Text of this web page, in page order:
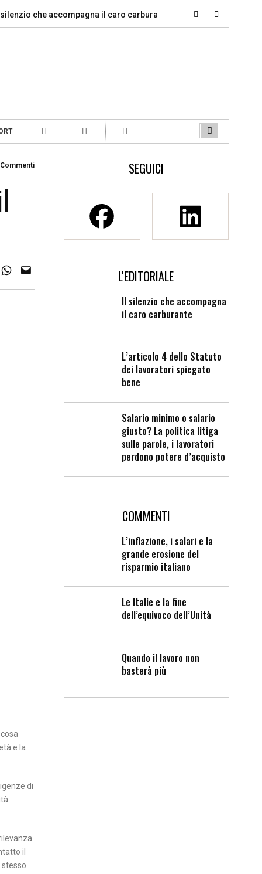
che accompagna il caro carburante Violenza di genere,
e la
di
il
stesso
SEGUICI
L'EDITORIALE
Il silenzio che accompagna
il caro carburante
L’articolo 4 dello Statuto
dei lavoratori spiegato
bene
Salario minimo o salario
giusto? La politica litiga
sulle parole, i lavoratori
perdono potere d’acquisto
COMMENTI
L’inflazione, i salari e la
grande erosione del
risparmio italiano
Le Italie e la fine
dell’equivoco dell’Unità
Quando il lavoro non
basterà più